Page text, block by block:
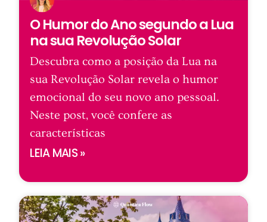
O Humor do Ano segundo a Lua
na sua Revolução Solar
Descubra como a posição da Lua na
sua Revolução Solar revela o humor
emocional do seu novo ano pessoal.
Neste post, você confere as
características
LEIA MAIS »